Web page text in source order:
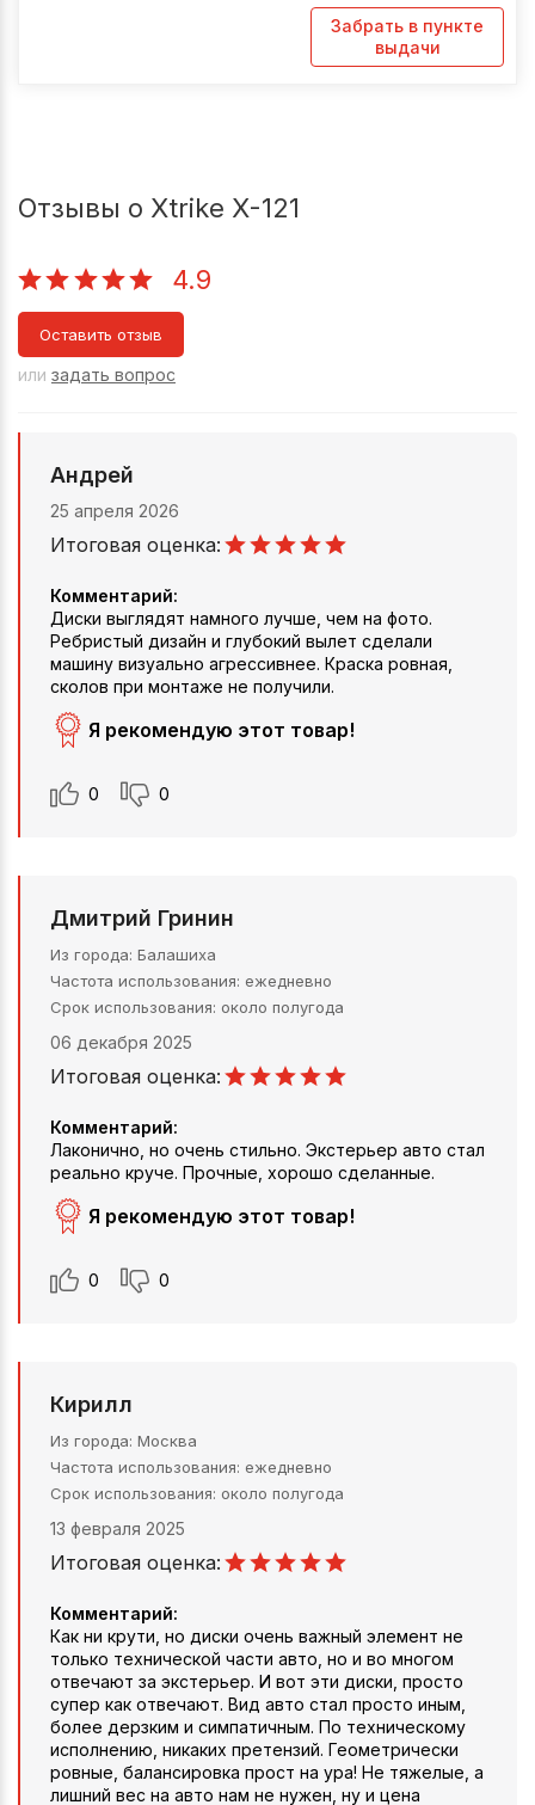
Забрать в пункте
выдачи
Отзывы о Xtrike X-121
4.9
Оставить отзыв
или задать вопрос
Андрей
25 апреля 2026
Итоговая оценка:
Комментарий:
Диски выглядят намного лучше, чем на фото.
Ребристый дизайн и глубокий вылет сделали
машину визуально агрессивнее. Краска ровная,
сколов при монтаже не получили.
Я рекомендую этот товар!
0 0
Дмитрий Гринин
Из города Балашиха
Частота использования ежедневно
Срок использования около полугода
06 декабря 2025
Итоговая оценка:
Комментарий:
Лаконично, но очень стильно. Экстерьер авто стал
реально круче. Прочные, хорошо сделанные.
Я рекомендую этот товар!
0 0
Кирилл
Из города Москва
Частота использования ежедневно
Срок использования около полугода
13 февраля 2025
Итоговая оценка:
Комментарий:
Как ни крути, но диски очень важный элемент не
только технической части авто, но и во многом
отвечают за экстерьер. И вот эти диски, просто
супер как отвечают. Вид авто стал просто иным,
более дерзким и симпатичным. По техническому
исполнению, никаких претензий. Геометрически
ровные, балансировка прост на ура! Не тяжелые, а
лишний вес на авто нам не нужен, ну и цена